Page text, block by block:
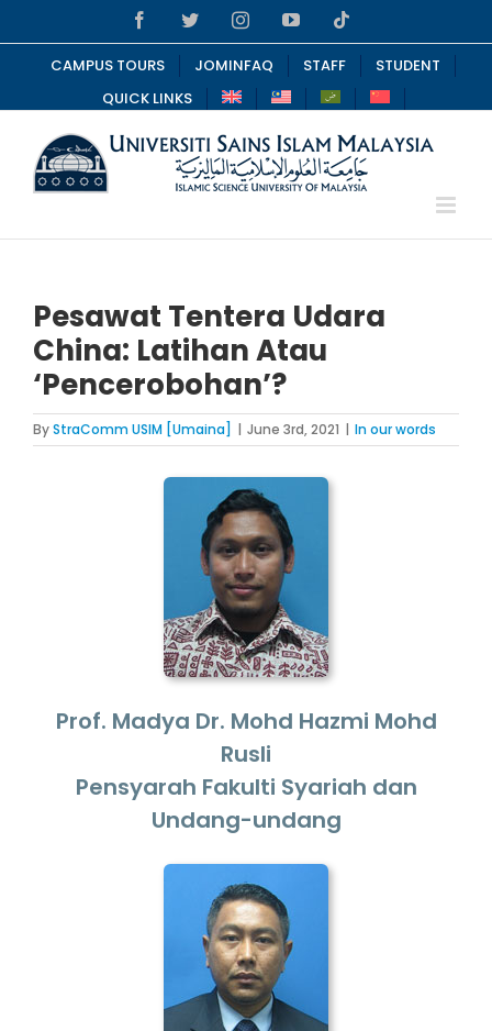
to
content
FacebookTwitterInstagramYouTube
CAMPUS TOURS JOMINFAQ STAFF
STUDENT
QUICK LINKS
Pesawat Tentera Udara
China: Latihan Atau
‘Pencerobohan’?
ByStraComm USIM [Umaina] | June 3rd, 2021 | In our words
Prof. Madya Dr. Mohd Hazmi Mohd
Rusli
Pensyarah Fakulti Syariah dan
Undang-undang